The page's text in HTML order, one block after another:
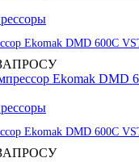
Ekomak DMD 600C
Ekomak DMD 600C